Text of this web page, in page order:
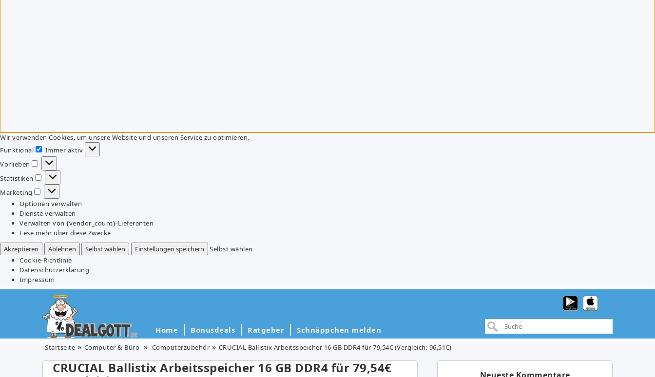
Wir verwenden Cookies, um unsere Website und unseren Service zu optimieren.
Funktional
Funktional
Immer aktiv
Vorlieben
Vorlieben
Statistiken
Statistiken
Marketing
Marketing
Optionen verwalten
Dienste verwalten
Verwalten von {vendor_count}-Lieferanten
Lese mehr über diese Zwecke
Akzeptieren
Ablehnen Selbst wählen Einstellungen speichern
Selbst wählen
Cookie-Richtlinie
Datenschutzerklärung
Impressum
Home Bonusdeals Ratgeber Schnäppchen melden
Startseite Computer & Büro Computerzubehör CRUCIAL Ballistix Arbeitsspeicher 16 GB DDR4 für 79,54€ (Vergleich: 96,51€)
CRUCIAL Ballistix Arbeitsspeicher 16 GB DDR4 für 79,54€